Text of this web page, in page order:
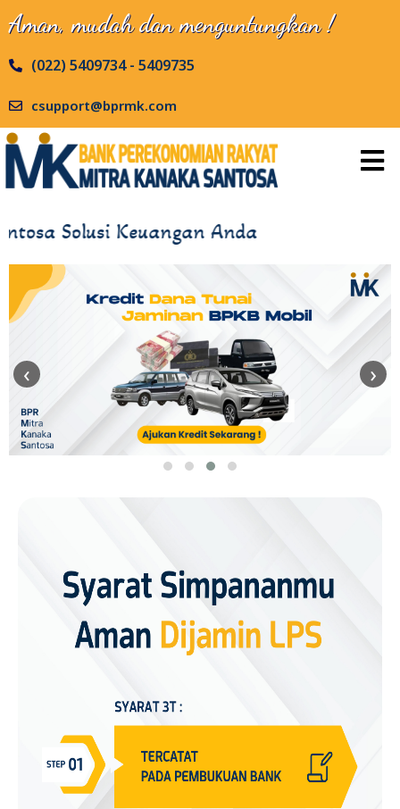
Aman, mudah dan menguntungkan !
(022) 5409734 - 5409735
csupport@bprmk.com
Solusi Keuangan Anda
‹ ›